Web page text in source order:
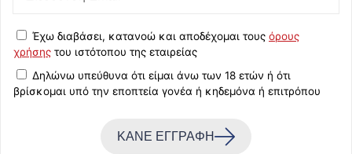
Έχω διαβάσει, κατανοώ και αποδέχομαι τους όρους
χρήσης του ιστότοπου της εταιρείας
Δηλώνω υπεύθυνα ότι είμαι άνω των 18 ετών ή ότι
βρίσκομαι υπό την εποπτεία γονέα ή κηδεμόνα ή επιτρόπου
ΚΑΝΕ ΕΓΓΡΑΦΗ